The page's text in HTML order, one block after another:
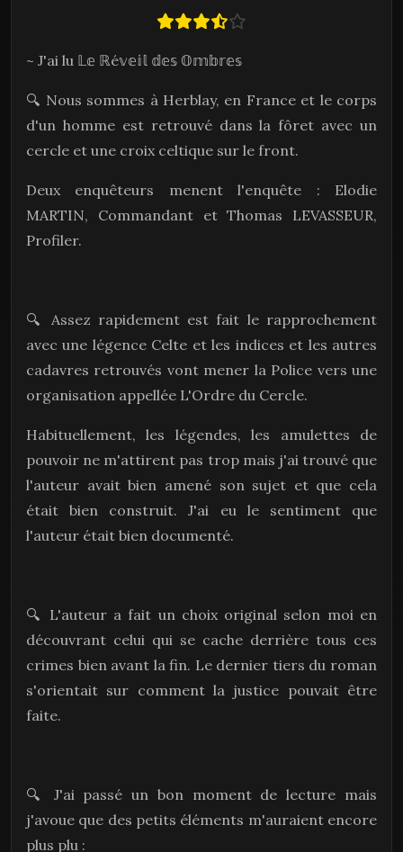
~ J'ai lu 𝕃𝕖 ℝé𝕧𝕖𝕚𝕝 𝕕𝕖𝕤 𝕆𝕞𝕓𝕣𝕖𝕤
🔍 Nous sommes à Herblay, en France et le corps
d'un homme est retrouvé dans la fôret avec un
cercle et une croix celtique sur le front.
Deux enquêteurs menent l'enquête : Elodie
MARTIN, Commandant et Thomas LEVASSEUR,
Profiler.
🔍 Assez rapidement est fait le rapprochement
avec une légence Celte et les indices et les autres
cadavres retrouvés vont mener la Police vers une
organisation appellée L'Ordre du Cercle.
Habituellement, les légendes, les amulettes de
pouvoir ne m'attirent pas trop mais j'ai trouvé que
l'auteur avait bien amené son sujet et que cela
était bien construit. J'ai eu le sentiment que
l'auteur était bien documenté.
🔍 L'auteur a fait un choix original selon moi en
découvrant celui qui se cache derrière tous ces
crimes bien avant la fin. Le dernier tiers du roman
s'orientait sur comment la justice pouvait être
faite.
🔍 J'ai passé un bon moment de lecture mais
j'avoue que des petits éléments m'auraient encore
plus plu :